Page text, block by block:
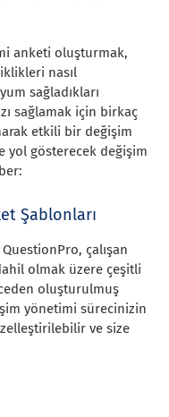
anketi oluşturmak,
nasıl
sağladıkları
sağlamak için birkaç
etkili bir değişim
yol gösterecek değişim
Şablonları
çalışan
olmak üzere çeşitli
oluşturulmuş
yönetimi sürecinizin
ve size